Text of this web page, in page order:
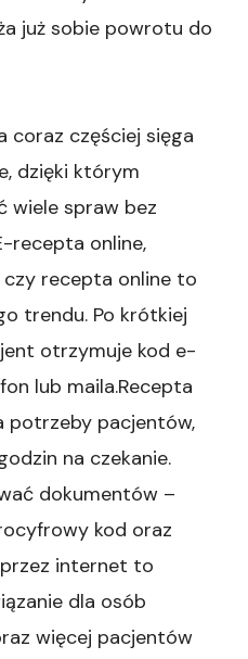
już sobie powrotu do
coraz częściej sięga
dzięki którym
wiele spraw bez
recepta online,
recepta online to
trendu. Po krótkiej
otrzymuje kod e-
lub maila.Recepta
potrzeby pacjentów,
na czekanie.
dokumentów –
kod oraz
przez internet to
dla osób
więcej pacjentów